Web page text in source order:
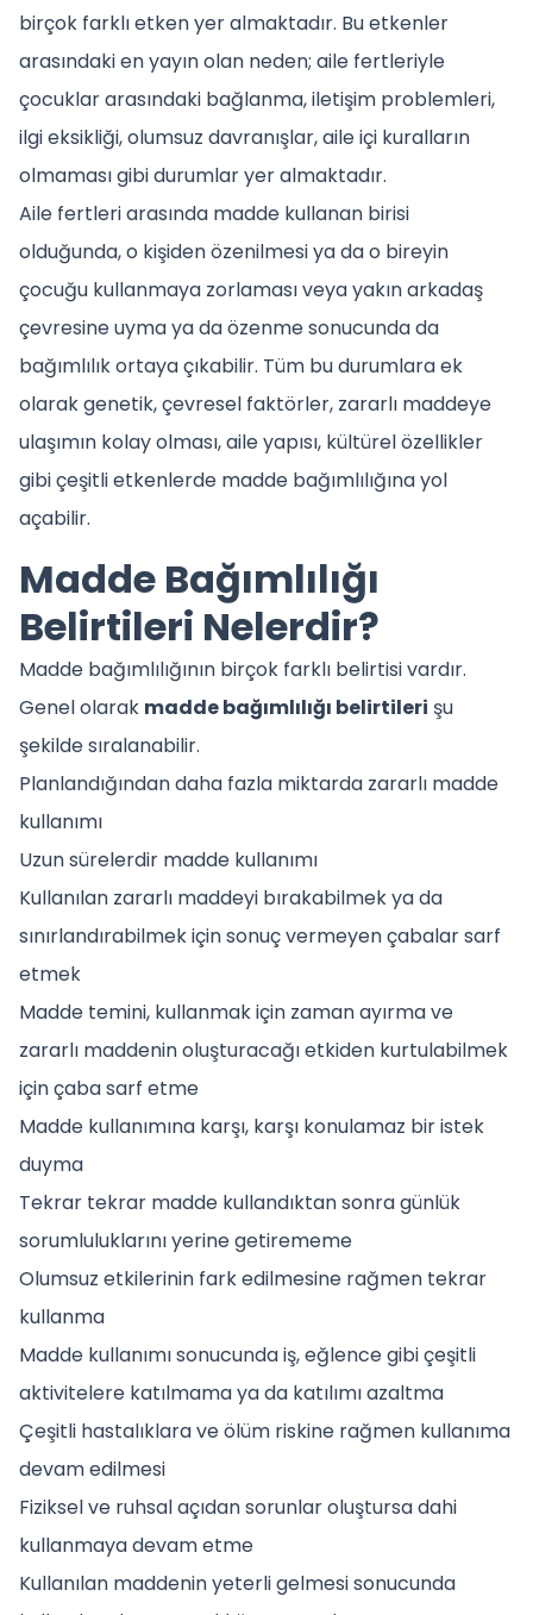
birçok farklı etken yer almaktadır. Bu etkenler
arasındaki en yayın olan neden; aile fertleriyle
çocuklar arasındaki bağlanma, iletişim problemleri,
ilgi eksikliği, olumsuz davranışlar, aile içi kuralların
olmaması gibi durumlar yer almaktadır.
Aile fertleri arasında madde kullanan birisi
olduğunda, o kişiden özenilmesi ya da o bireyin
çocuğu kullanmaya zorlaması veya yakın arkadaş
çevresine uyma ya da özenme sonucunda da
bağımlılık ortaya çıkabilir. Tüm bu durumlara ek
olarak genetik, çevresel faktörler, zararlı maddeye
ulaşımın kolay olması, aile yapısı, kültürel özellikler
gibi çeşitli etkenlerde madde bağımlılığına yol
açabilir.
Madde Bağımlılığı
Belirtileri Nelerdir?
Madde bağımlılığının birçok farklı belirtisi vardır.
Genel olarak madde bağımlılığı belirtileri şu
şekilde sıralanabilir.
Planlandığından daha fazla miktarda zararlı madde
kullanımı
Uzun sürelerdir madde kullanımı
Kullanılan zararlı maddeyi bırakabilmek ya da
sınırlandırabilmek için sonuç vermeyen çabalar sarf
etmek
Madde temini, kullanmak için zaman ayırma ve
zararlı maddenin oluşturacağı etkiden kurtulabilmek
için çaba sarf etme
Madde kullanımına karşı, karşı konulamaz bir istek
duyma
Tekrar tekrar madde kullandıktan sonra günlük
sorumluluklarını yerine getirememe
Olumsuz etkilerinin fark edilmesine rağmen tekrar
kullanma
Madde kullanımı sonucunda iş, eğlence gibi çeşitli
aktivitelere katılmama ya da katılımı azaltma
Çeşitli hastalıklara ve ölüm riskine rağmen kullanıma
devam edilmesi
Fiziksel ve ruhsal açıdan sorunlar oluştursa dahi
kullanmaya devam etme
Kullanılan maddenin yeterli gelmesi sonucunda